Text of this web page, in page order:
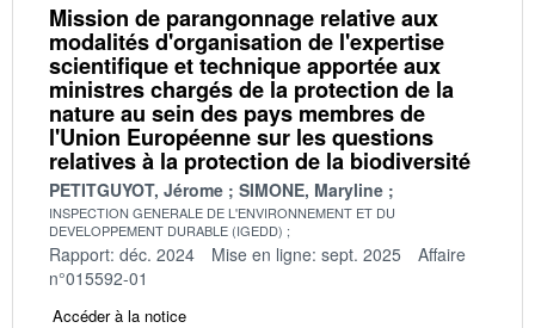
Mission de parangonnage relative aux
modalités d'organisation de l'expertise
scientifique et technique apportée aux
ministres chargés de la protection de la
nature au sein des pays membres de
l'Union Européenne sur les questions
relatives à la protection de la biodiversité
PETITGUYOT, Jérome SIMONE, Maryline
INSPECTION GENERALE DE L'ENVIRONNEMENT ET DU
DEVELOPPEMENT DURABLE (IGEDD)
Rapport: déc. 2024 Mise en ligne: sept. 2025
Affaire
n°015592-01
Accéder à la notice